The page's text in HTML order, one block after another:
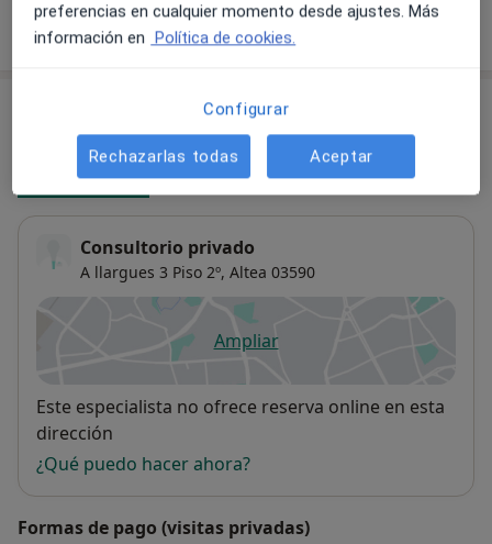
¿Cómo funcionan los precios?
Dirección 1 Dirección 2
Consultorio privado
A llargues 3 Piso 2º, Altea 03590
Ampliarse abre en una nueva
Disponibilidad
Este especialista no ofrece reserva online en esta
dirección
¿Qué puedo hacer ahora?
Formas de pago (visitas privadas)
preferencias en cualquier momento desde ajustes. Más
información en Política de cookies.
Configurar
Rechazarlas todas Aceptar